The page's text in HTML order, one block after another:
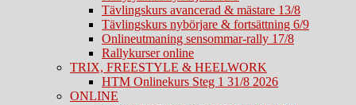
Tävlingskurs avancerad & mästare 13/8
Tävlingskurs nybörjare & fortsättning 6/9
Onlineutmaning sensommar-rally 17/8
Rallykurser online
TRIX, FREESTYLE & HEELWORK
HTM Onlinekurs Steg 1 31/8 2026
ONLINE